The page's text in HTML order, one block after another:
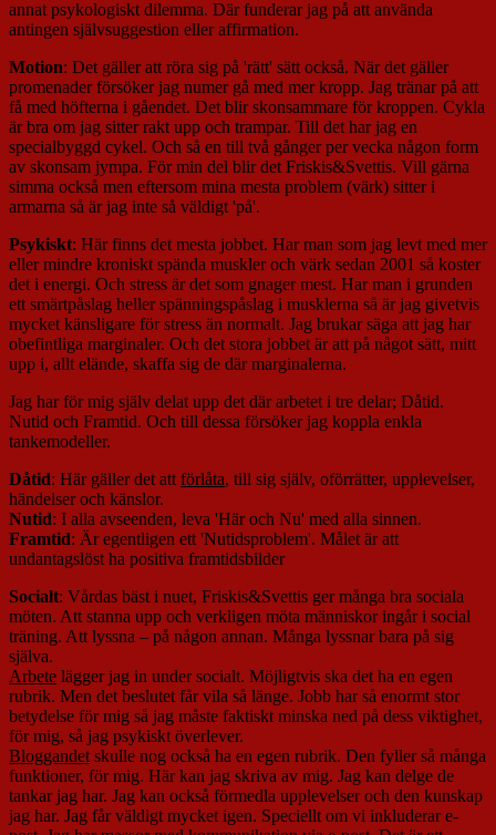
annat psykologiskt dilemma. Där funderar jag på att använda
antingen självsuggestion eller affirmation.
Motion: Det gäller att röra sig på 'rätt' sätt också. När det gäller
promenader försöker jag numer gå med mer kropp. Jag tränar på att
få med höfterna i gåendet. Det blir skonsammare för kroppen. Cykla
är bra om jag sitter rakt upp och trampar. Till det har jag en
specialbyggd cykel. Och så en till två gånger per vecka någon form
av skonsam jympa. För min del blir det Friskis&Svettis. Vill gärna
simma också men eftersom mina mesta problem (värk) sitter i
armarna så är jag inte så väldigt 'på'.
Psykiskt: Här finns det mesta jobbet. Har man som jag levt med mer
eller mindre kroniskt spända muskler och värk sedan 2001 så koster
det i energi. Och stress är det som gnager mest. Har man i grunden
ett smärtpåslag heller spänningspåslag i musklerna så är jag givetvis
mycket känsligare för stress än normalt. Jag brukar säga att jag har
obefintliga marginaler. Och det stora jobbet är att på något sätt, mitt
upp i, allt elände, skaffa sig de där marginalerna.
Jag har för mig själv delat upp det där arbetet i tre delar; Dåtid.
Nutid och Framtid. Och till dessa försöker jag koppla enkla
tankemodeller.
Dåtid: Här gäller det att förlåta, till sig själv, oförrätter, upplevelser,
händelser och känslor.
Nutid: I alla avseenden, leva 'Här och Nu' med alla sinnen.
Framtid: Är egentligen ett 'Nutidsproblem'. Målet är att
undantagslöst ha positiva framtidsbilder
Socialt: Vårdas bäst i nuet, Friskis&Svettis ger många bra sociala
möten. Att stanna upp och verkligen möta människor ingår i social
träning. Att lyssna – på någon annan. Många lyssnar bara på sig
själva.
Arbete lägger jag in under socialt. Möjligtvis ska det ha en egen
rubrik. Men det beslutet får vila så länge. Jobb har så enormt stor
betydelse för mig så jag måste faktiskt minska ned på dess viktighet,
för mig, så jag psykiskt överlever.
Bloggandet skulle nog också ha en egen rubrik. Den fyller så många
funktioner, för mig. Här kan jag skriva av mig. Jag kan delge de
tankar jag har. Jag kan också förmedla upplevelser och den kunskap
jag har. Jag får väldigt mycket igen. Speciellt om vi inkluderar e-